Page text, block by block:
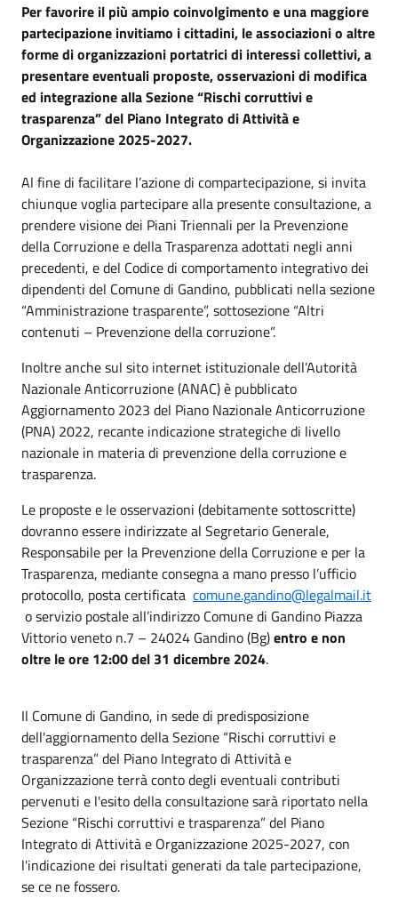
Per favorire il più ampio coinvolgimento e una maggiore
partecipazione invitiamo i cittadini, le associazioni o altre
forme di organizzazioni portatrici di interessi collettivi, a
presentare eventuali proposte, osservazioni di modifica
ed integrazione alla Sezione “Rischi corruttivi e
trasparenza” del Piano Integrato di Attività e
Organizzazione 2025-2027.
Al fine di facilitare l’azione di compartecipazione, si invita
chiunque voglia partecipare alla presente consultazione, a
prendere visione dei Piani Triennali per la Prevenzione
della Corruzione e della Trasparenza adottati negli anni
precedenti, e del Codice di comportamento integrativo dei
dipendenti del Comune di Gandino, pubblicati nella sezione
“Amministrazione trasparente”, sottosezione “Altri
contenuti – Prevenzione della corruzione”.
Inoltre anche sul sito internet istituzionale dell’Autorità
Nazionale Anticorruzione (ANAC) è pubblicato
Aggiornamento 2023 del Piano Nazionale Anticorruzione
(PNA) 2022, recante indicazione strategiche di livello
nazionale in materia di prevenzione della corruzione e
trasparenza.
Le proposte e le osservazioni (debitamente sottoscritte)
dovranno essere indirizzate al Segretario Generale,
Responsabile per la Prevenzione della Corruzione e per la
Trasparenza, mediante consegna a mano presso l’ufficio
protocollo, posta certificata comune.gandino@legalmail.it
o servizio postale all’indirizzo Comune di Gandino Piazza
Vittorio veneto n.7 – 24024 Gandino (Bg)entro e non
oltre le ore 12:00 del 31 dicembre 2024.
Il Comune di Gandino, in sede di predisposizione
dell'aggiornamento della Sezione “Rischi corruttivi e
trasparenza” del Piano Integrato di Attività e
Organizzazione terrà conto degli eventuali contributi
pervenuti e l'esito della consultazione sarà riportato nella
Sezione “Rischi corruttivi e trasparenza” del Piano
Integrato di Attività e Organizzazione 2025-2027, con
l'indicazione dei risultati generati da tale partecipazione,
se ce ne fossero.